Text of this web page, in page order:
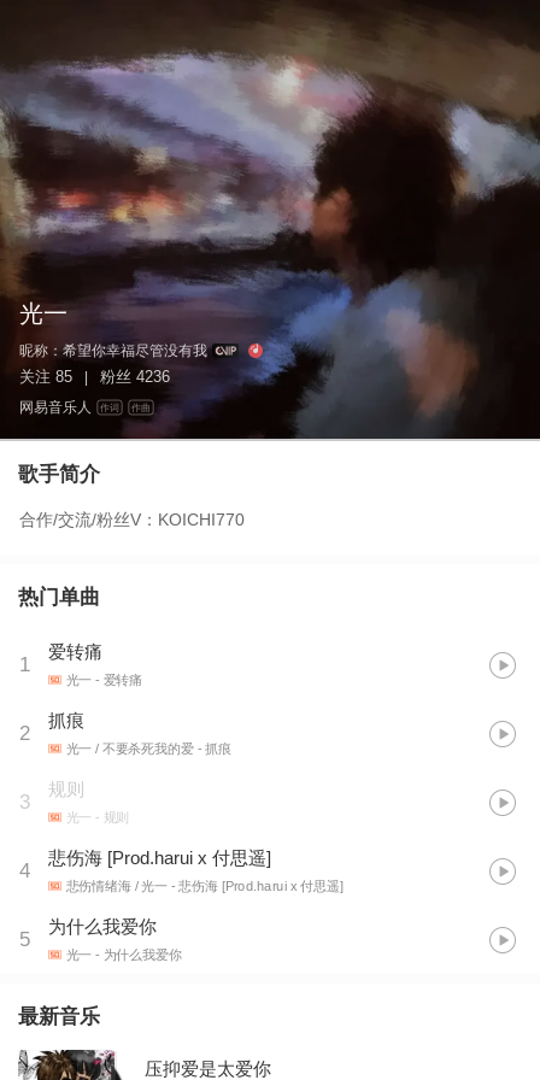
光一
昵称：希望你幸福尽管没有我
关注 85 粉丝 4236
网易音乐人 作词 作曲
歌手简介
合作/交流/粉丝V：KOICHI770
热门单曲
1
爱转痛
光一 - 爱转痛
2
抓痕
光一 / 不要杀死我的爱 - 抓痕
3
规则
光一 - 规则
4
悲伤海 [Prod.harui x 付思遥]
悲伤情绪海 / 光一 - 悲伤海 [Prod.harui x 付思遥]
5
为什么我爱你
光一 - 为什么我爱你
最新音乐
压抑爱是太爱你